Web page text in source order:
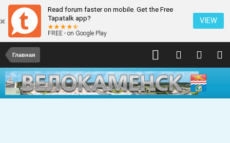
Read forum faster on mobile. Get the Free
Tapatalk app?
FREE - on Google Play
VIEW
Главная